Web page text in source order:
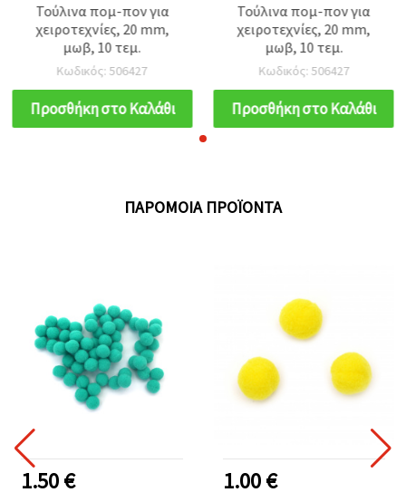
Τούλινα πομ-πον για
χειροτεχνίες, 20 mm,
μωβ, 10 τεμ.
Κωδικός: 506427
Προσθήκη στο Καλάθι
Τούλινα πομ-πον για
χειροτεχνίες, 20 mm,
μωβ, 10 τεμ.
Κωδικός: 506427
Προσθήκη στο Καλάθι
ΠΑΡΌΜΟΙΑ ΠΡΟΪΌΝΤΑ
1.50 € 1.00 €